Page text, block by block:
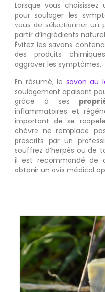
Lorsque vous
pour soulager les
vous de sélectionner un
partir d’ingrédients
Évitez les savons
des produits
aggraver les symptômes.
En résumé, le savon au
soulagement apaisant
grâce à ses
inflammatoires et
important de se
chèvre ne remplace
prescrits par un
souffrez d’herpès ou de
il est recommandé de
obtenir un avis médical